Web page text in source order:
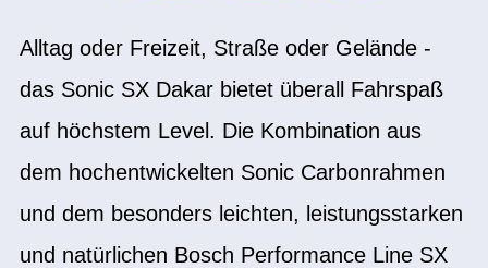
Alltag oder Freizeit, Straße oder Gelände -
das Sonic SX Dakar bietet überall Fahrspaß
auf höchstem Level. Die Kombination aus
dem hochentwickelten Sonic Carbonrahmen
und dem besonders leichten, leistungsstarken
und natürlichen Bosch Performance Line SX